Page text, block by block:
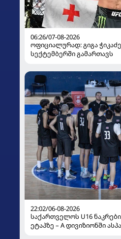
06:26/07-08-2026
ოფიციალურად: გიგა
სექტემბერში გამართავს
22:02/06-08-2026
საქართველოს U16
ეტაპზე – A დივიზიონში